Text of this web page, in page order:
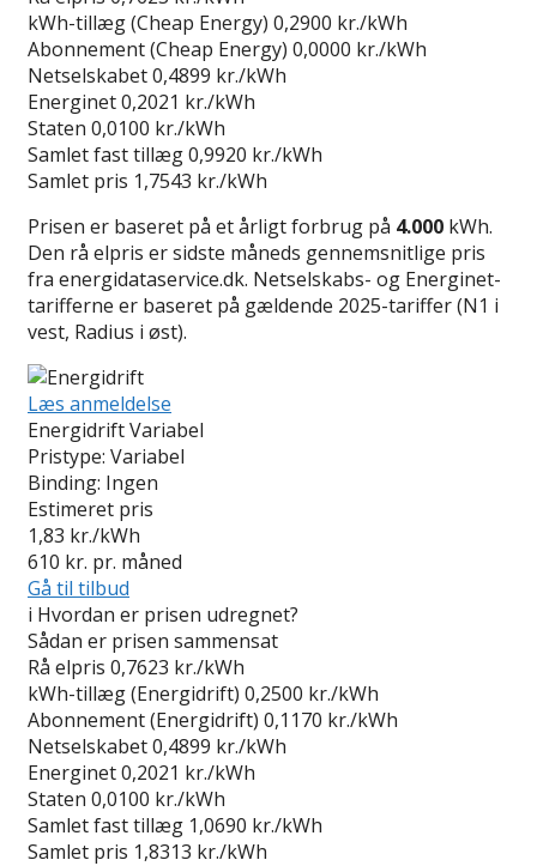
kWh-tillæg (Cheap Energy) 0,2900 kr./kWh
Abonnement (Cheap Energy) 0,0000 kr./kWh
Netselskabet0,4899 kr./kWh
Energinet0,2021 kr./kWh
Staten 0,0100 kr./kWh
Samlet fast tillæg0,9920 kr./kWh
Samlet pris 1,7543 kr./kWh
Prisen er baseret på et årligt forbrug på 4.000 kWh.
Den rå elpris er sidste måneds gennemsnitlige pris
fra energidataservice.dk. Netselskabs- og Energinet-
tarifferne er baseret på gældende 2025-tariffer (N1 i
vest, Radius i øst).
Læs anmeldelse
Energidrift Variabel
Pristype: Variabel
Binding: Ingen
Estimeret pris
1,83 kr./kWh
610 kr. pr. måned
Gå til tilbud
i Hvordan er prisen udregnet?
Sådan er prisen sammensat
Rå elpris 0,7623 kr./kWh
kWh-tillæg (Energidrift) 0,2500 kr./kWh
Abonnement (Energidrift) 0,1170 kr./kWh
Netselskabet0,4899 kr./kWh
Energinet0,2021 kr./kWh
Staten 0,0100 kr./kWh
Samlet fast tillæg 1,0690 kr./kWh
Samlet pris 1,8313 kr./kWh